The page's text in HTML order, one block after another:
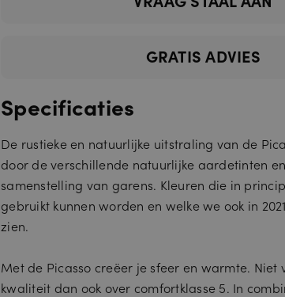
GRATIS ADVIES
Specificaties
De rustieke en natuurlijke uitstraling van de
door de verschillende natuurlijke aardetinten
samenstelling van garens. Kleuren die in
gebruikt kunnen worden en welke we ook in
zien.
Met de Picasso creëer je sfeer en warmte. Niet
kwaliteit dan ook over comfortklasse 5. In